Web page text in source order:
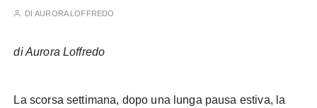
DIAURORA LOFFREDO
di Aurora Loffredo
La scorsa settimana, dopo una lunga pausa estiva, la